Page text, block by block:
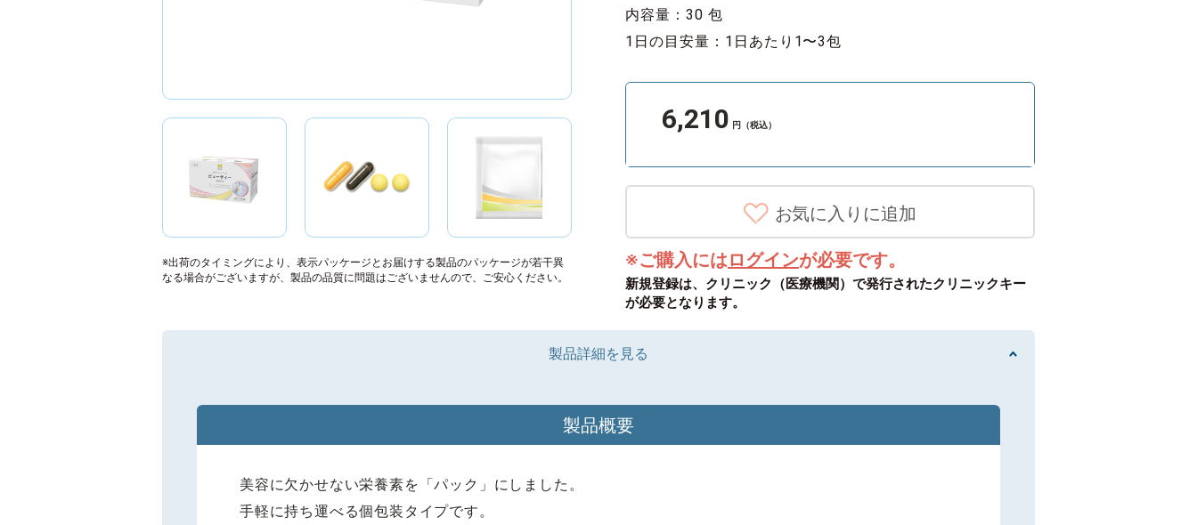
※出荷のタイミングにより、表示パッケージとお届けする製品のパッケージが若干異
なる場合がございますが、製品の品質に問題はございませんので、ご安心ください。
内容量：30 包
1日の目安量：1日あたり1〜3包
6,210 円（税込）
※ご購入にはログインが必要です。
新規登録は、クリニック（医療機関）で発行されたクリニックキー
が必要となります。
製品詳細を見る
製品概要
美容に欠かせない栄養素を「パック」にしました。
手軽に持ち運べる個包装タイプです。